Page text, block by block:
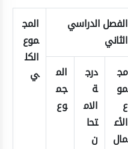
الفصل الدراسي
الثاني
المج
موع
الكل
ي
مج
مو
ع
الأع
مال
درج
ة
الام
تحا
ن
الم
جم
وع